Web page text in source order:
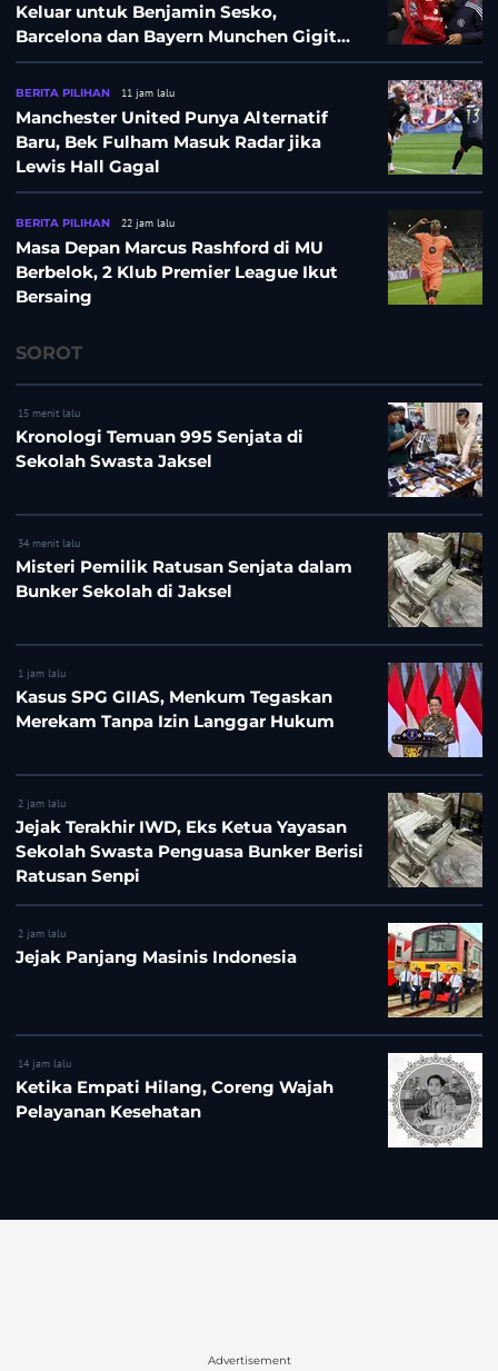
Keluar untuk Benjamin Sesko,
Barcelona dan Bayern Munchen Gigit
Jari
BERITA PILIHAN 11 jam lalu
Manchester United Punya Alternatif
Baru, Bek Fulham Masuk Radar jika
Lewis Hall Gagal
BERITA PILIHAN 22 jam lalu
Masa Depan Marcus Rashford di MU
Berbelok, 2 Klub Premier League Ikut
Bersaing
SOROT
15 menit lalu
Kronologi Temuan 995 Senjata di
Sekolah Swasta Jaksel
34 menit lalu
Misteri Pemilik Ratusan Senjata dalam
Bunker Sekolah di Jaksel
1 jam lalu
Kasus SPG GIIAS, Menkum Tegaskan
Merekam Tanpa Izin Langgar Hukum
2 jam lalu
Jejak Terakhir IWD, Eks Ketua Yayasan
Sekolah Swasta Penguasa Bunker Berisi
Ratusan Senpi
2 jam lalu
Jejak Panjang Masinis Indonesia
14 jam lalu
Ketika Empati Hilang, Coreng Wajah
Pelayanan Kesehatan
Advertisement